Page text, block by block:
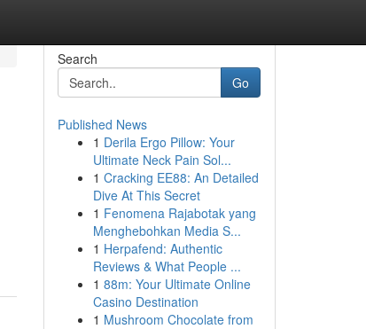
Search
Go
Published News
1 Derila Ergo Pillow: Your
Ultimate Neck Pain Sol...
1 Cracking EE88: An Detailed
Dive At This Secret
1 Fenomena Rajabotak yang
Menghebohkan Media S...
1 Herpafend: Authentic
Reviews & What People ...
1 88m: Your Ultimate Online
Casino Destination
1 Mushroom Chocolate from